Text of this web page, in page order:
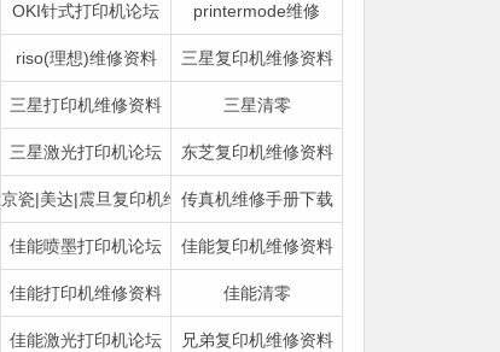
OKI针式打印机论坛 printermode维修
riso(理想)维修资料 三星复印机维修资料
三星打印机维修资料 三星清零
三星激光打印机论坛 东芝复印机维修资料
京瓷|美达|震旦复印机维修资料传真机维修手册下载
佳能喷墨打印机论坛 佳能复印机维修资料
佳能打印机维修资料 佳能清零
佳能激光打印机论坛 兄弟复印机维修资料